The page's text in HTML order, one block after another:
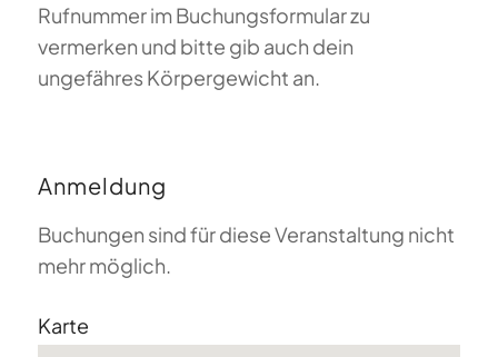
Rufnummer im Buchungsformular zu
vermerken und bitte gib auch dein
ungefähres Körpergewicht an.
Anmeldung
Buchungen sind für diese Veranstaltung nicht
mehr möglich.
Karte